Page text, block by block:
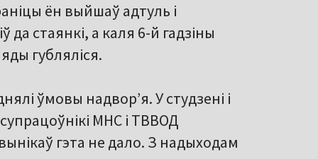
ён выйшаў адтуль і
да стаянкі, а каля 6-й гадзіны
губляліся.
ўмовы надвор’я. У студзені і
МНС і ТВВОД
гэта не дало. З надыходам